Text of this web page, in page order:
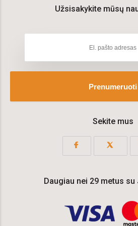
Užsisakykite mūsų
Prenumeruoti
Sekite mus
Daugiau nei 29 metus